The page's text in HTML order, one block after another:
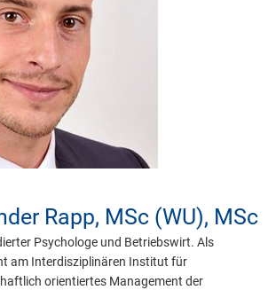
Rapp, MSc (WU), MSc
Psychologe und Betriebswirt. Als
am Interdisziplinären Institut für
orientiertes Management der